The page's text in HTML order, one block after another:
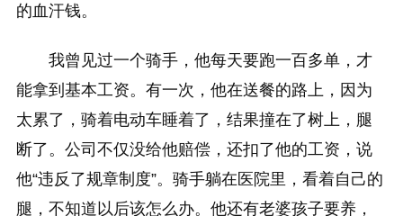
的血汗钱。
我曾见过一个骑手，他每天要跑一百多单，才
能拿到基本工资。有一次，他在送餐的路上，因为
太累了，骑着电动车睡着了，结果撞在了树上，腿
断了。公司不仅没给他赔偿，还扣了他的工资，说
他“违反了规章制度”。骑手躺在医院里，看着自己的
腿，不知道以后该怎么办。他还有老婆孩子要养，